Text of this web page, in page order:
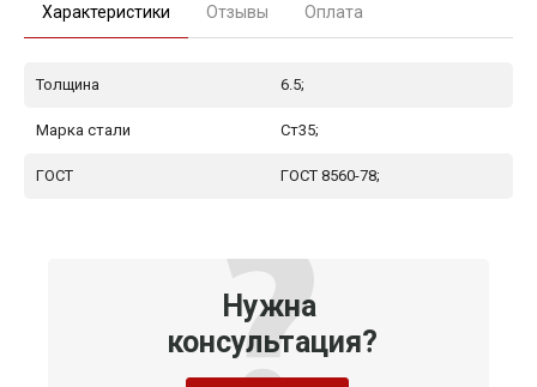
Характеристики Отзывы Оплата
Толщина 6.5;
Марка стали Ст35;
ГОСТ ГОСТ 8560-78;
Нужна
консультация?